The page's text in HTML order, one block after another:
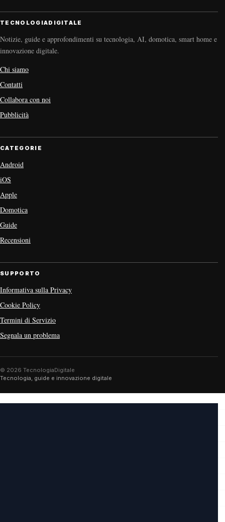
TECNOLOGIADIGITALE
Notizie, guide e approfondimenti su tecnologia, AI, domotica, smart home e
innovazione digitale.
Chi siamo
Contatti
Collabora con noi
Pubblicità
CATEGORIE
Android
iOS
Apple
Domotica
Guide
Recensioni
SUPPORTO
Informativa sulla Privacy
Cookie Policy
Termini di Servizio
Segnala un problema
© 2026 TecnologiaDigitale
Tecnologia, guide e innovazione digitale